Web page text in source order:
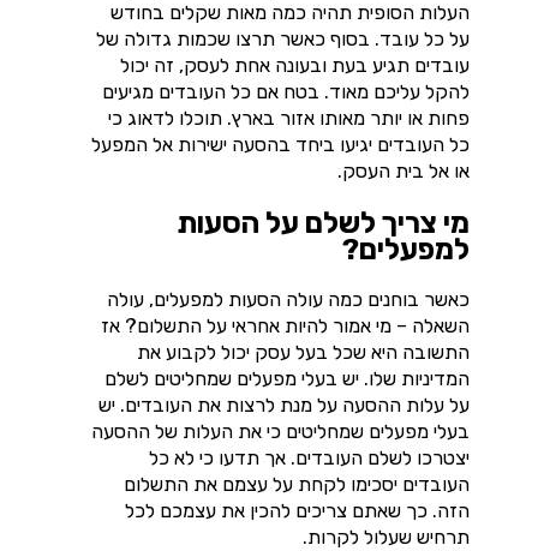
העלות הסופית תהיה כמה מאות שקלים בחודש
על כל עובד. בסוף כאשר תרצו שכמות גדולה של
עובדים תגיע בעת ובעונה אחת לעסק, זה יכול
להקל עליכם מאוד. בטח אם כל העובדים מגיעים
פחות או יותר מאותו אזור בארץ. תוכלו לדאוג כי
כל העובדים יגיעו ביחד בהסעה ישירות אל המפעל
או אל בית העסק.
מי צריך לשלם על הסעות
למפעלים?
כאשר בוחנים כמה עולה הסעות למפעלים, עולה
השאלה – מי אמור להיות אחראי על התשלום? אז
התשובה היא שכל בעל עסק יכול לקבוע את
המדיניות שלו. יש בעלי מפעלים שמחליטים לשלם
על עלות ההסעה על מנת לרצות את העובדים. יש
בעלי מפעלים שמחליטים כי את העלות של ההסעה
יצטרכו לשלם העובדים. אך תדעו כי לא כל
העובדים יסכימו לקחת על עצמם את התשלום
הזה. כך שאתם צריכים להכין את עצמכם לכל
תרחיש שעלול לקרות.